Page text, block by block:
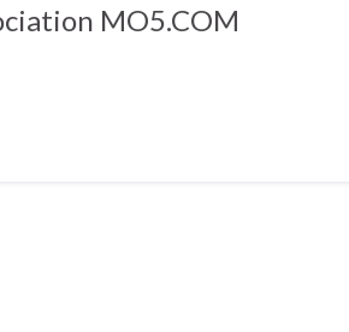
MO5.COM